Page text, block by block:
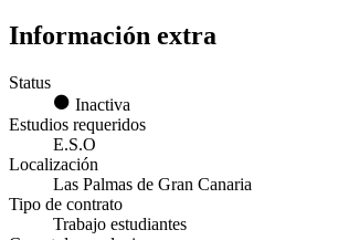
Información extra
Status
Inactiva
Estudios requeridos
E.S.O
Localización
Las Palmas de Gran Canaria
Tipo de contrato
Trabajo estudiantes